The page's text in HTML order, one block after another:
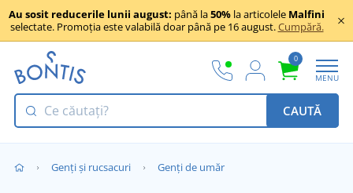
Au sosit reducerile lunii august: până la50% la articolele Malfini
selectate. Promoția este valabilă doar până pe 16 august.Cumpără.
0
MENU
CAUTĂ
Genți și rucsacuri Genți de umăr